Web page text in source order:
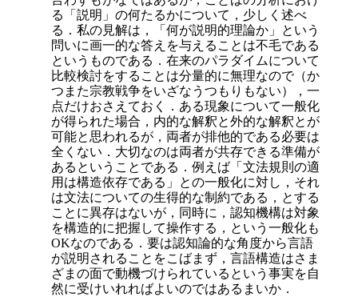
る「説明」の何たるかについて，少しく述べ
る．私の見解は，「何が説明的理論か」という
問いに画一的な答えを与えることは不毛である
というものである．在来のパラダイムについて
比較検討をすることは分量的に無理なので（か
つまた宗教戦争をいざなうつもりもない），一
点だけおさえておく．ある現象について一般化
が得られた場合，内的な解釈と外的な解釈とが
可能と思われるが，両者が排他的である必要は
全くない．大切なのは両者が共存できる準備が
あるということである．例えば「文法規則の適
用は構造依存である」との一般化に対し，それ
は文法についての生得的な制約である，とする
ことに異存はないが，同時に，認知機構は対象
を構造的に把握して操作する，という一般化も
OKなのである．要は認知論的な角度から言語
が説明されることをこばまず，言語構造はさま
ざまの面で動機づけられているという事実を自
然に受けいれればよいのではあるまいか．